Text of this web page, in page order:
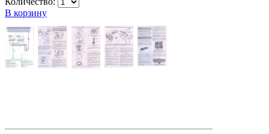
В корзину